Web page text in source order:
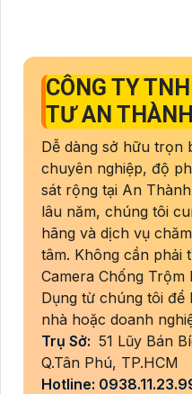
CÔNG TY
TƯ AN
Dễ dàng sở hữu trọn
chuyên nghiệp, độ
sát rộng tại An
lâu năm, chúng tôi
hãng và dịch vụ
tâm. Không cần phải
Camera Chống
Dụng từ chúng tôi
nhà hoặc doanh
Trụ Sở: 51 Lũy Bán
Q.Tân Phú, TP.HCM
Hotline: